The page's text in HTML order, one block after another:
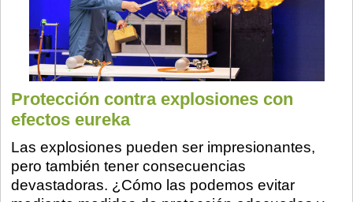
Protección contra explosiones con
efectos eureka
Las explosiones pueden ser impresionantes,
pero también tener consecuencias
devastadoras. ¿Cómo las podemos evitar